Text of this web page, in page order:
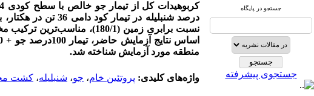
جستجو در پایگاه
جستجوی پیشرفته
درصد شنبلیله در
نسبت برابری زمین (180/1)،
منطقه مورد آزمایش شناخته شد.
واژه‌های کلیدی: پروتئین خام، جو، شنبلیله، کشت